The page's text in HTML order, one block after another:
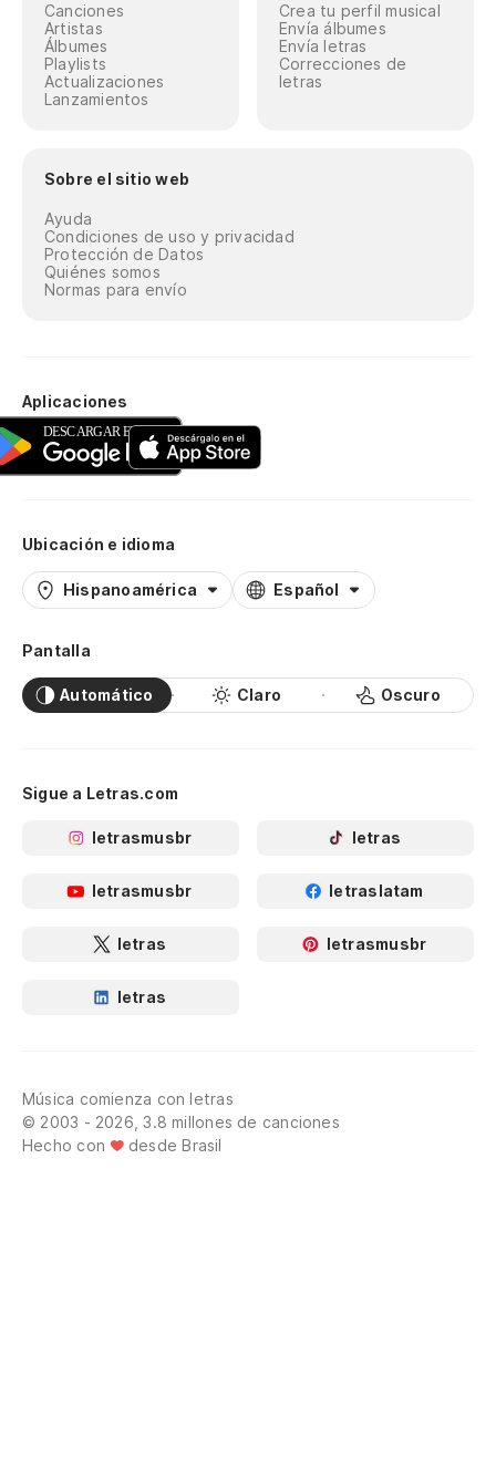
Canciones
Artistas
Álbumes
Playlists
Actualizaciones
Lanzamientos
Crea tu perfil musical
Envía álbumes
Envía letras
Correcciones de
letras
Sobre el sitio web
Ayuda
Condiciones de uso y privacidad
Protección de Datos
Quiénes somos
Normas para envío
Aplicaciones
Ubicación e idioma
Hispanoamérica Español
Pantalla
Automático Claro Oscuro
Sigue a Letras.com
letrasmusbr letras
letrasmusbr letraslatam
letras letrasmusbr
letras
Música comienza con letras
© 2003 - 2026, 3.8 millones de canciones
Hecho con
desde Brasil